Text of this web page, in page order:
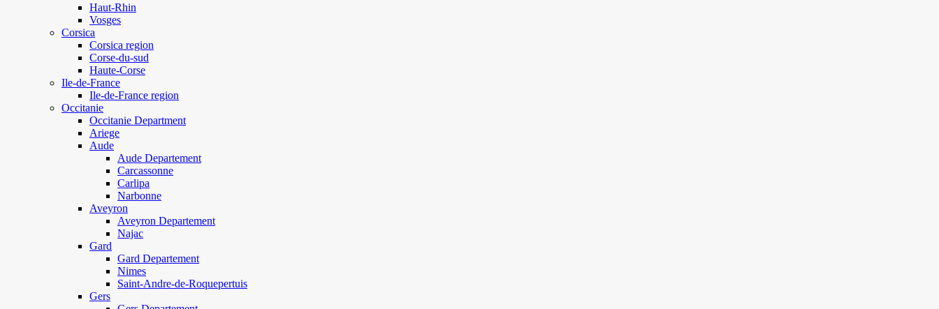
Haut-Rhin
Vosges
Corsica
Corsica region
Corse-du-sud
Haute-Corse
Ile-de-France
Ile-de-France region
Occitanie
Occitanie Department
Ariege
Aude
Aude Departement
Carcassonne
Carlipa
Narbonne
Aveyron
Aveyron Departement
Najac
Gard
Gard Departement
Nimes
Saint-Andre-de-Roquepertuis
Gers